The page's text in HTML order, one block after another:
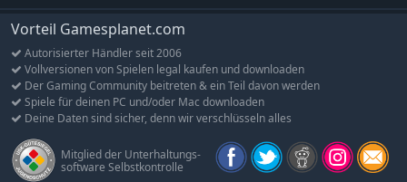
Vorteil Gamesplanet.com
Autorisierter Händler seit 2006
Vollversionen von Spielen legal kaufen und downloaden
Der Gaming Community beitreten & ein Teil davon werden
Spiele für deinen PC und/oder Mac downloaden
Deine Daten sind sicher, denn wir verschlüsseln alles
Mitglied der Unterhaltungs-
software Selbstkontrolle